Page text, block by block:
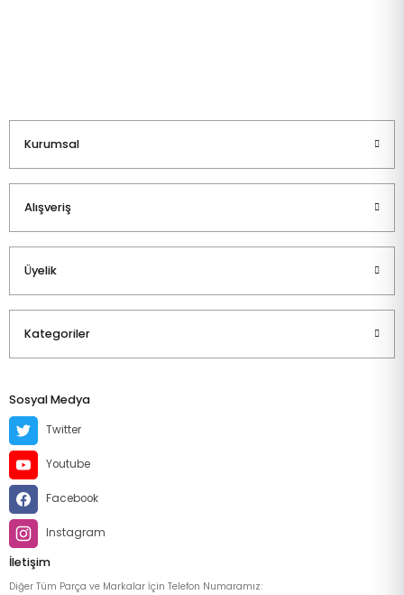
Kurumsal
Alışveriş
Üyelik
Kategoriler
Sosyal Medya
Twitter
Youtube
Facebook
Instagram
İletişim
Diğer Tüm Parça ve Markalar İçin Telefon Numaramız: